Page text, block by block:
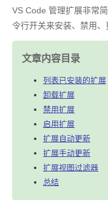
VS Code 管理扩展非常
令行开关来安装、禁用、
文章内容目录
列表已安装的扩展
卸载扩展
禁用扩展
启用扩展
扩展自动更新
扩展手动更新
扩展视图过滤器
总结